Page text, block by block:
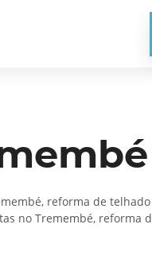
reforma de
no Tremembé, reforma